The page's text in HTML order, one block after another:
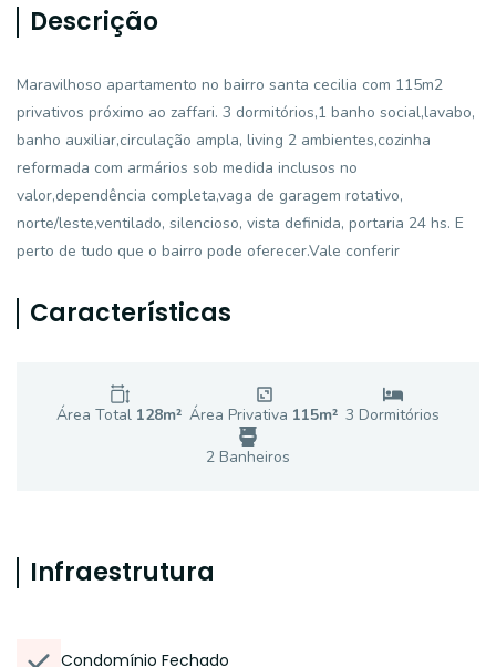
Descrição
Maravilhoso apartamento no bairro santa cecilia com 115m2
privativos próximo ao zaffari. 3 dormitórios,1 banho social,lavabo,
banho auxiliar,circulação ampla, living 2 ambientes,cozinha
reformada com armários sob medida inclusos no
valor,dependência completa,vaga de garagem rotativo,
norte/leste,ventilado, silencioso, vista definida, portaria 24 hs. E
perto de tudo que o bairro pode oferecer.Vale conferir
Características
Área Total 128m² Área Privativa 115m² 3 Dormitórios
2 Banheiros
Infraestrutura
Condomínio Fechado